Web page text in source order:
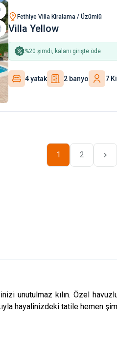
Fethiye Villa Kiralama / Üzümlü
Villa Yellow
%20 şimdi, kalanı girişte öde
4 yatak 2 banyo 7
1 2
unutulmaz kılın. Özel
hayalinizdeki tatile hemen